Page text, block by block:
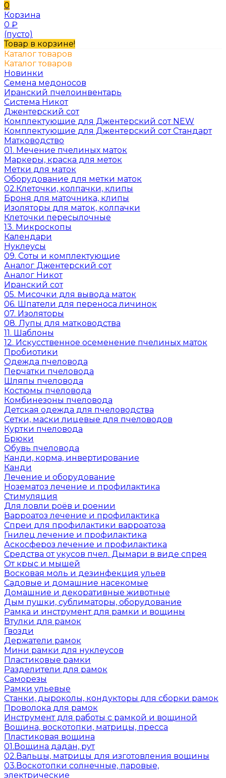
0
Корзина
0 ₽
(пусто)
Товар в корзине!
Каталог товаров
Каталог товаров
Новинки
Семена медоносов
Иранский пчелоинвентарь
Система Никот
Джентерский сот
Комплектующие для Джентерский сот NEW
Комплектующие для Джентерский сот Стандарт
Матководство
01. Мечение пчелиных маток
Маркеры, краска для меток
Метки для маток
Оборудование для метки маток
02.Клеточки, колпачки, клипы
Броня для маточника, клипы
Изоляторы для маток, колпачки
Клеточки пересылочные
13. Микроскопы
Календари
Нуклеусы
09. Соты и комплектующие
Аналог Джентерский сот
Аналог Никот
Иранский сот
05. Мисочки для вывода маток
06. Шпатели для переноса личинок
07. Изоляторы
08. Лупы для матководства
11. Шаблоны
12. Искусственное осеменение пчелиных маток
Пробиотики
Одежда пчеловода
Перчатки пчеловода
Шляпы пчеловода
Костюмы пчеловода
Комбинезоны пчеловода
Детская одежда для пчеловодства
Сетки, маски лицевые для пчеловодов
Куртки пчеловода
Брюки
Обувь пчеловода
Канди, корма, инвертирование
Канди
Лечение и оборудование
Нозематоз лечение и профилактика
Стимуляция
Для ловли роёв и роении
Варроатоз лечение и профилактика
Спреи для профилактики варроатоза
Гнилец лечение и профилактика
Аскосфероз лечение и профилактика
Средства от укусов пчел. Дымари в виде спрея
От крыс и мышей
Восковая моль и дезинфекция ульев
Садовые и домашние насекомые
Домашние и декоративные животные
Дым пушки, сублиматоры, оборудование
Рамка и инструмент для рамки и вощины
Втулки для рамок
Гвозди
Держатели рамок
Мини рамки для нуклеусов
Пластиковые рамки
Разделители для рамок
Саморезы
Рамки ульевые
Станки, дыроколы, кондукторы для сборки рамок
Проволока для рамок
Инструмент для работы с рамкой и вощиной
Вощина, воскотопки, матрицы, пресса
Пластиковая вощина
01.Вощина дадан, рут
02.Вальцы, матрицы для изготовления вощины
03.Воскотопки солнечные, паровые,
электрические